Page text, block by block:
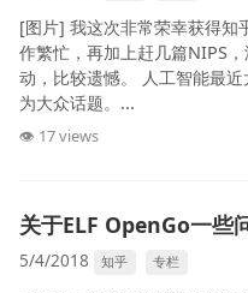
[图片] 我这次非常荣幸获得知
作繁忙，再加上赶几篇NIPS
动，比较遗憾。 人工智能最
为大众话题。...
👁 17 views
关于ELF OpenGo一些
5/4/2018 知乎 专栏